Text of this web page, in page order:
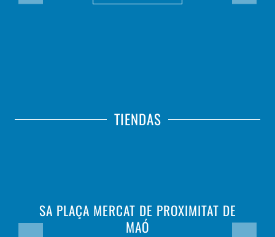
TIENDAS
SA PLAÇA MERCAT DE PROXIMITAT DE
MAÓ